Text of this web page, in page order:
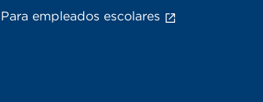
Para empleados escolares